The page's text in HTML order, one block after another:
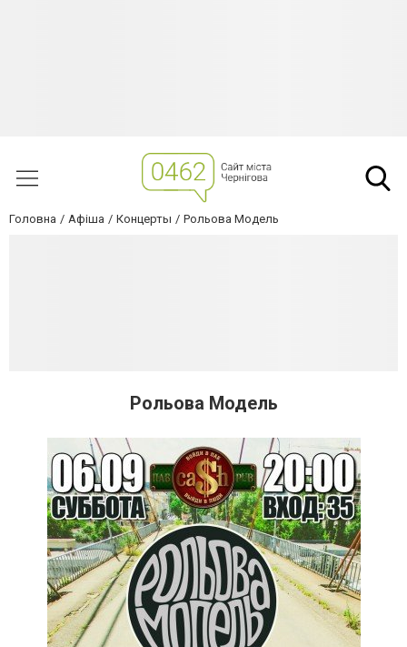
Головна Афіша Концерты Рольова Модель
Рольова Модель